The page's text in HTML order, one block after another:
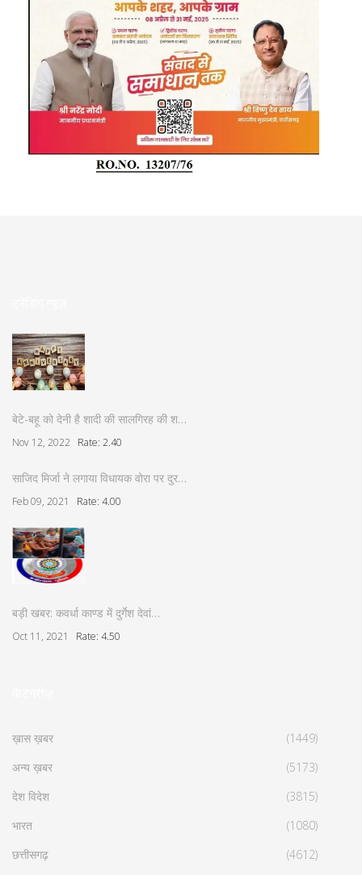
बेटे-बहू को देनी है शादी की सालगिरह की श…
Nov 12, 2022 Rate: 2.40
साजिद मिर्जा ने लगाया विधायक वोरा पर दुर…
Feb 09, 2021 Rate: 4.00
बड़ी खबर: कवर्धा काण्ड में दुर्गेश देवां…
Oct 11, 2021 Rate: 4.50
ख़ास ख़बर
(1449)
अन्य ख़बर
(5173)
देश विदेश
(3815)
भारत
(1080)
छत्तीसगढ़
(4612)